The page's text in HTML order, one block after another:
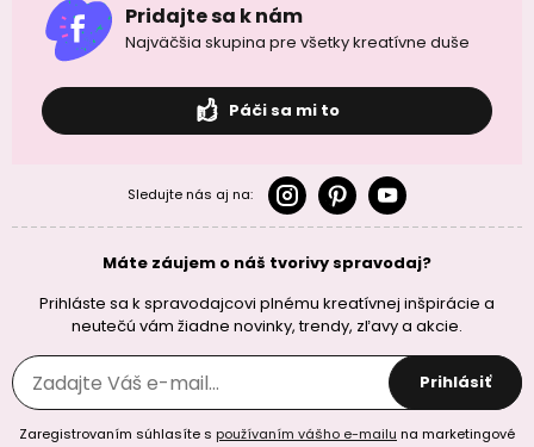
Pridajte sa k nám
Najväčšia skupina pre všetky kreatívne duše
Páči sa mi to
Sledujte nás aj na:
Máte záujem o náš tvorivy spravodaj?
Prihláste sa k spravodajcovi plnému kreatívnej inšpirácie a
neutečú vám žiadne novinky, trendy, zľavy a akcie.
Prihlásiť
Zaregistrovaním súhlasíte s používaním vášho e-mailu na marketingové